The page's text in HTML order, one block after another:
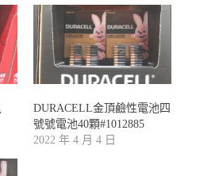
DURACELL金頂鹼性電池四
號號電池40顆#1012885
2022 年 4 月 4 日